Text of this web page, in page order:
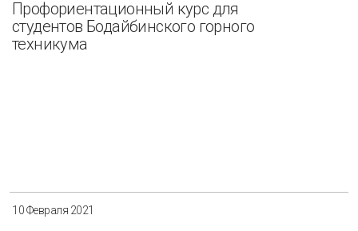
Профориентационный курс для
студентов Бодайбинского горного
техникума
10 Февраля 2021